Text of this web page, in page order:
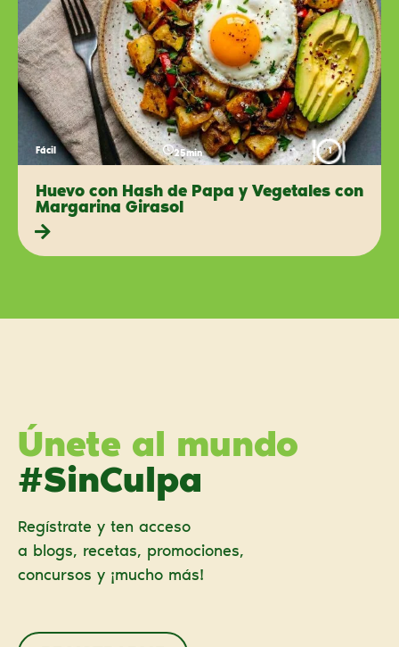
Fácil 25min 1
Huevo con Hash de Papa y Vegetales con
Margarina Girasol
Únete al mundo
#SinCulpa
Regístrate y ten acceso
a blogs, recetas, promociones,
concursos y ¡mucho más!